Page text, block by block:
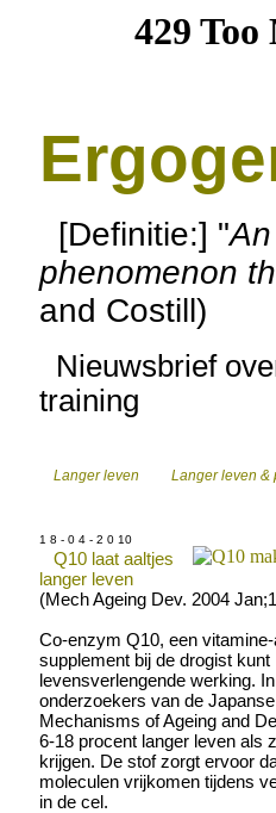
[Definitie:] "
phenomenon
and Costill)
Nieuwsbrief
training
Langer leven Langer leven &
1 8 - 0 4 - 2 0 10
Q10 laat aaltjes
langer leven
(Mech Ageing Dev. 2004
Co-enzym Q10, een
supplement bij de drogist kunt
levensverlengende werking.
onderzoekers van de
Mechanisms of Ageing and
6-18 procent langer leven als
krijgen. De stof zorgt ervoor
moleculen vrijkomen tijdens
in de cel.